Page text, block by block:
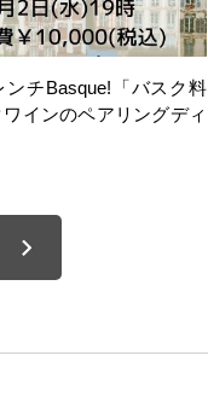
ンチBasque!「バスク料
インのペアリングディ